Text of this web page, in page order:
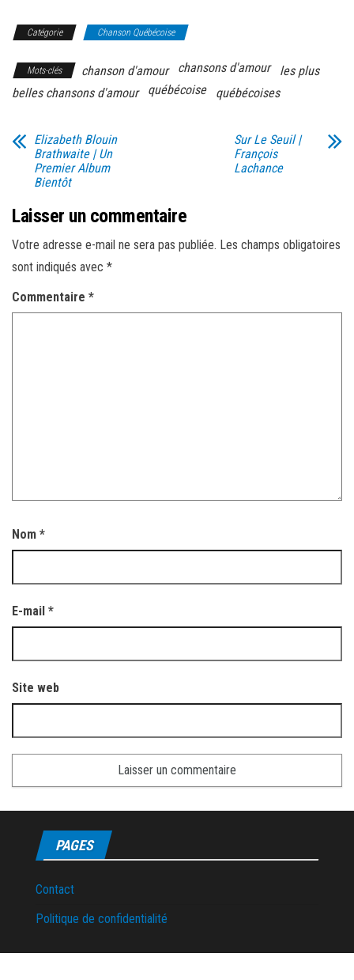
Catégorie Chanson Québécoise
Mots-clés chanson d'amour chansons d'amour
les plus
belles chansons d'amour
québécoise québécoises
Elizabeth Blouin
Brathwaite | Un
Premier Album
Bientôt
Sur Le Seuil |
François
Lachance
Laisser un commentaire
Votre adresse e-mail ne sera pas publiée. Les champs obligatoires
sont indiqués avec *
Commentaire *
Nom *
E-mail *
Site web
PAGES
Contact
Politique de confidentialité